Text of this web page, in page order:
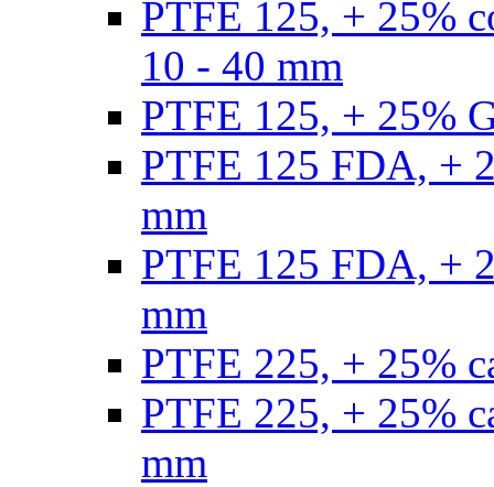
PTFE 125, + 25%
10 - 40 mm
PTFE 125, + 25%
PTFE 125 FDA, +
mm
PTFE 125 FDA, +
mm
PTFE 225, + 25%
PTFE 225, + 25%
mm